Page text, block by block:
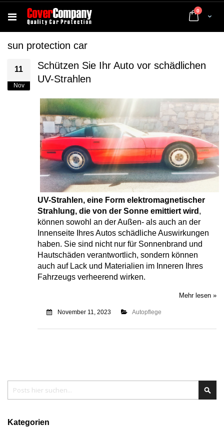
Cart
0 Artikel
sun protection car
11
Nov
Schützen Sie Ihr Auto vor schädlichen
UV-Strahlen
UV-Strahlen, eine Form elektromagnetischer
Strahlung, die von der Sonne emittiert wird ,
können sowohl an der Außen- als auch an der
Innenseite Ihres Autos schädliche Auswirkungen
haben. Sie sind nicht nur für Sonnenbrand und
Hautschäden verantwortlich, sondern können
auch auf Lack und Materialien im Inneren Ihres
Fahrzeugs verheerend wirken.
Mehr lesen »
November 11, 2023 Autopflege
Kategorien